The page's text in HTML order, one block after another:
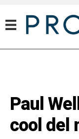
Paul
cool del